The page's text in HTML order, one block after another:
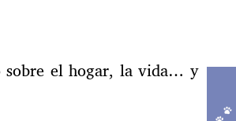
sobre el hogar, la vida… y